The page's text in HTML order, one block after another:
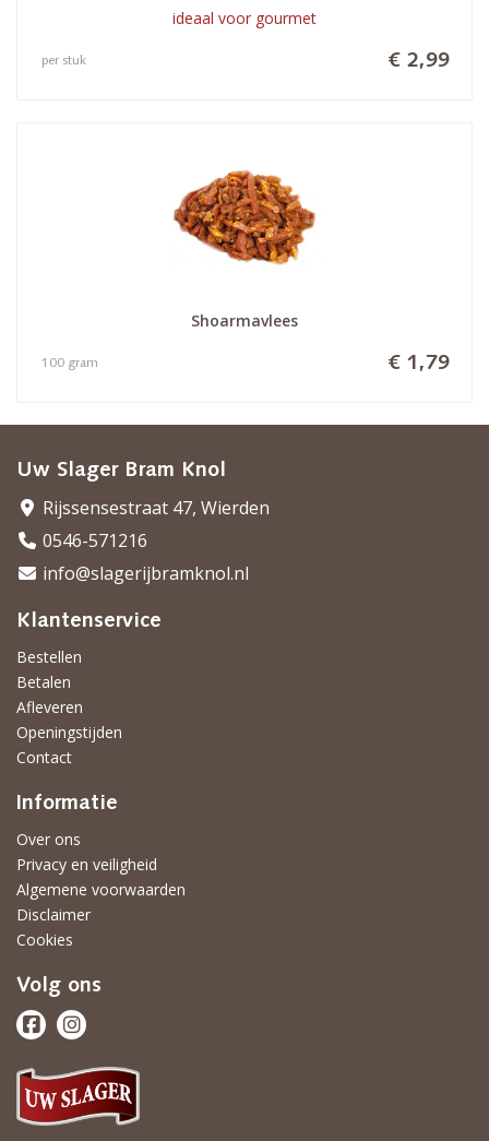
ideaal voor gourmet
€ 2,99
per stuk
Shoarmavlees
€ 1,79
100 gram
Uw Slager Bram Knol
Rijssensestraat 47, Wierden
0546-571216
info@slagerijbramknol.nl
Klantenservice
Bestellen
Betalen
Afleveren
Openingstijden
Contact
Informatie
Over ons
Privacy en veiligheid
Algemene voorwaarden
Disclaimer
Cookies
Volg ons